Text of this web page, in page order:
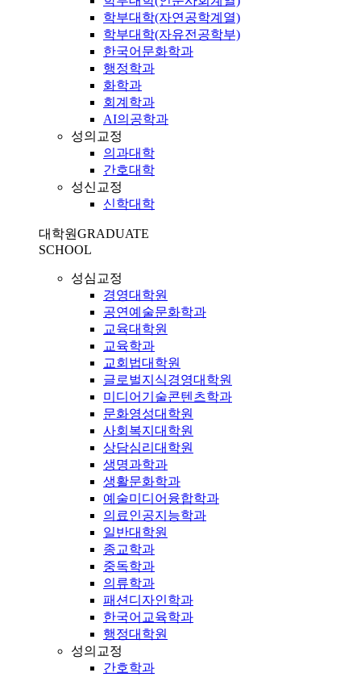
학부대학(자연공학계열)
학부대학(자유전공학부)
한국어문화학과
행정학과
화학과
회계학과
AI의공학과
성의교정
의과대학
간호대학
성신교정
신학대학
대학원GRADUATE
SCHOOL
성심교정
경영대학원
공연예술문화학과
교육대학원
교육학과
교회법대학원
글로벌지식경영대학원
미디어기술콘텐츠학과
문화영성대학원
사회복지대학원
상담심리대학원
생명과학과
생활문화학과
예술미디어융합학과
의료인공지능학과
일반대학원
종교학과
중독학과
의류학과
패션디자인학과
한국어교육학과
행정대학원
성의교정
간호학과